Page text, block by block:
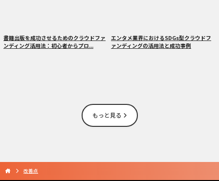
書籍出版を成功させるためのクラウドファ
ンディング活用法：初心者からプロ...
エンタメ業界におけるSDGs型クラウドフ
ァンディングの活用法と成功事例
もっと見る
改善点